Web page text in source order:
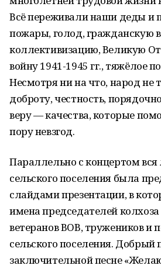
Всё переживали наши деды и
пожары, голод, гражданскую
коллективизацию, Великую
войну 1941-1945 гг., тяжёлое
Несмотря ни на что, народ не
доброту, честность,
веру — качества, которые
пору невзгод.
Параллельно с концертом вся
сельского поселения была
слайдами презентации, в
имена председателей
ветеранов ВОВ, тружеников и
сельского поселения. Добрый
заключительной песне